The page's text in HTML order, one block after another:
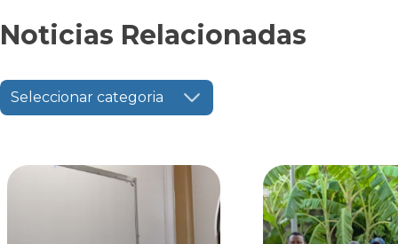
Noticias Relacionadas
Seleccionar categoria